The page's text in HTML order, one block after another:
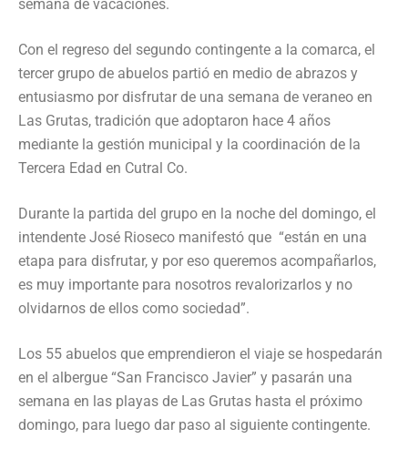
semana de vacaciones.
Con el regreso del segundo contingente a la comarca, el
tercer grupo de abuelos partió en medio de abrazos y
entusiasmo por disfrutar de una semana de veraneo en
Las Grutas, tradición que adoptaron hace 4 años
mediante la gestión municipal y la coordinación de la
Tercera Edad en Cutral Co.
Durante la partida del grupo en la noche del domingo, el
intendente José Rioseco manifestó que “están en una
etapa para disfrutar, y por eso queremos acompañarlos,
es muy importante para nosotros revalorizarlos y no
olvidarnos de ellos como sociedad”.
Los 55 abuelos que emprendieron el viaje se hospedarán
en el albergue “San Francisco Javier” y pasarán una
semana en las playas de Las Grutas hasta el próximo
domingo, para luego dar paso al siguiente contingente.